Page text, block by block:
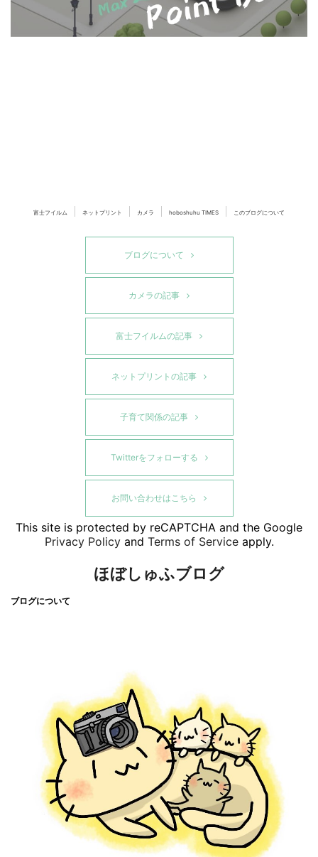
富士フイルム ネットプリント カメラ hoboshuhu TIMES このブログについて
ブログについて
カメラの記事
富士フイルムの記事
ネットプリントの記事
子育て関係の記事
Twitterをフォローする
お問い合わせはこちら
This site is protected by reCAPTCHA and the Google
Privacy Policyand Terms of Serviceapply.
ほぼしゅふブログ
ブログについて